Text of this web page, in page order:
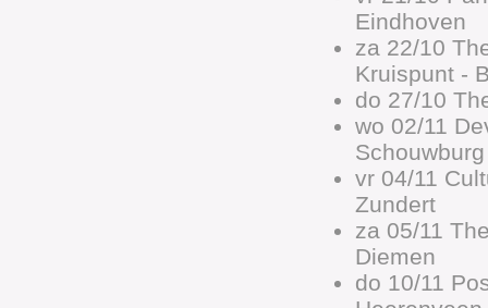
Eindhoven
za 22/10
Kruispunt -
do 27/10
wo 02/11
vr 04/11
Zundert
za 05/11
Diemen
do 10/11